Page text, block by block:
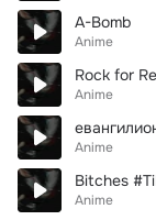
A-Bomb
Anime
Rock for
Anime
Anime
Bitches
Anime